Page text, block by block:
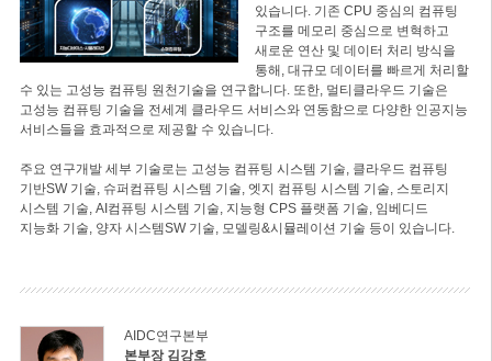
있습니다. 기존 CPU 중심의 컴퓨팅
구조를 메모리 중심으로 변혁하고
새로운 연산 및 데이터 처리 방식을
통해, 대규모 데이터를 빠르게 처리할
수 있는 고성능 컴퓨팅 원천기술을 연구합니다. 또한, 멀티클라우드 기술은
고성능 컴퓨팅 기술을 전세계 클라우드 서비스와 연동함으로 다양한 인공지능
서비스들을 효과적으로 제공할 수 있습니다.
주요 연구개발 세부 기술로는 고성능 컴퓨팅 시스템 기술, 클라우드 컴퓨팅
기반SW 기술, 슈퍼컴퓨팅 시스템 기술, 엣지 컴퓨팅 시스템 기술, 스토리지
시스템 기술, AI컴퓨팅 시스템 기술, 지능형 CPS 플랫폼 기술, 임베디드
지능화 기술, 양자 시스템SW 기술, 모델링&시뮬레이션 기술 등이 있습니다.
AIDC연구본부
본부장 김강호